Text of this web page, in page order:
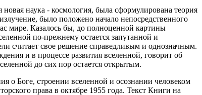
наука - космология, была сформулирована теория
было положено начало непосредственного
мире. Казалось бы, до полноценной картины
по-прежнему остается запутанной и
считает свое решение справедливым и однозначным.
и в процессе развития вселенной, говорит об
до сих пор остается открытым.
о Боге, строении вселенной и осознании человеком
права в октябре 1955 года. Текст Книги на